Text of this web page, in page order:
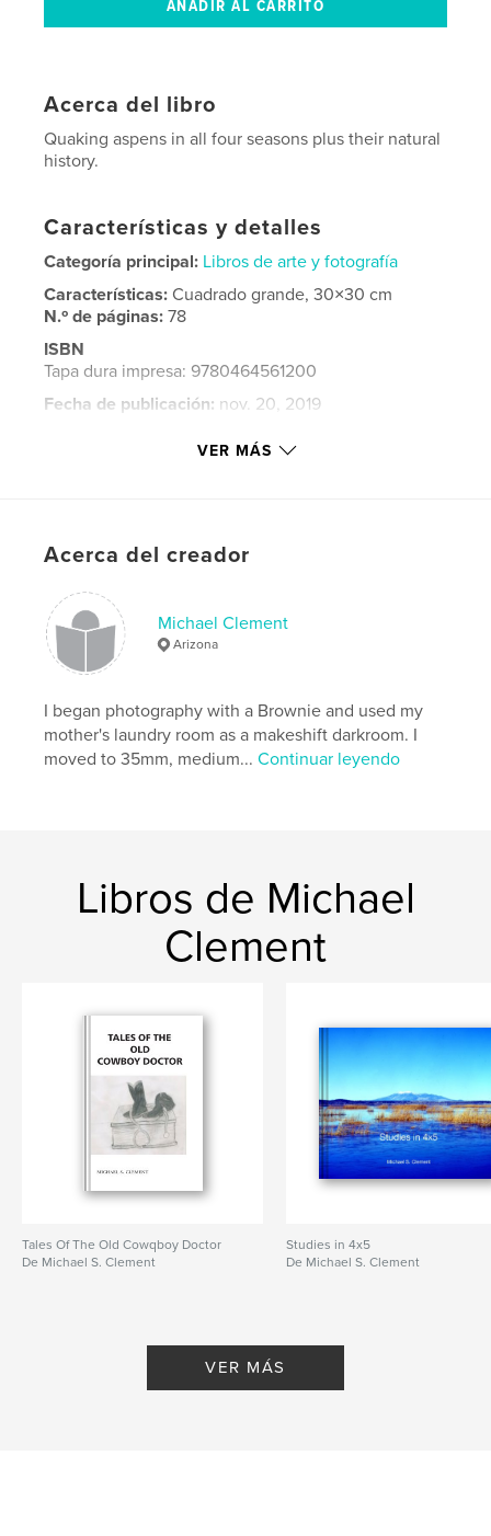
Acerca del libro
Quaking aspens in all four seasons plus their natural
history.
Características y detalles
Categoría principal: Libros de arte y fotografía
Características:Cuadrado grande, 30×30 cm
N.º de páginas:78
ISBN
Tapa dura impresa: 9780464561200
Fecha de publicación: nov. 20, 2019
VER MÁS
Acerca del creador
Michael Clement
Arizona
I began photography with a Brownie and used my
mother's laundry room as a makeshift darkroom. I
moved to 35mm, medium...Continuar leyendo
Libros de Michael
Clement
Tales Of The Old Cowqboy Doctor
De Michael S. Clement
Studies in 4x5
De Michael S. Clement
VER MÁS